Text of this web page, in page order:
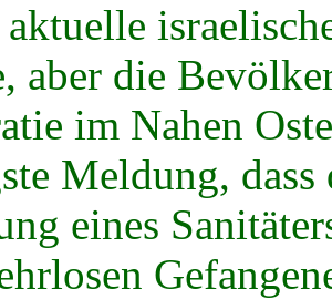
aktuelle
aber die
im Nahen
Meldung,
eines